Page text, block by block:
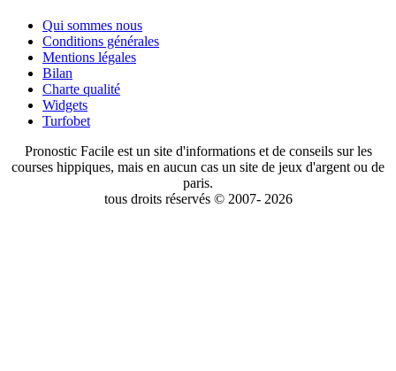
Qui sommes nous
Conditions générales
Mentions légales
Bilan
Charte qualité
Widgets
Turfobet
Pronostic Facile est un site d'informations et de conseils sur les
courses hippiques, mais en aucun cas un site de jeux d'argent ou de
paris.
tous droits réservés © 2007- 2026